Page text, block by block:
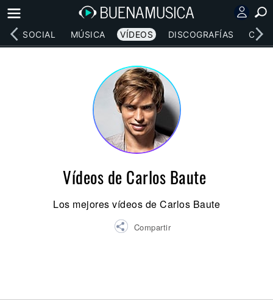
RED SOCIAL MÚSICA VÍDEOS DISCOGRAFÍAS
Vídeos de Carlos Baute
Los mejores vídeos de Carlos Baute
Compartir